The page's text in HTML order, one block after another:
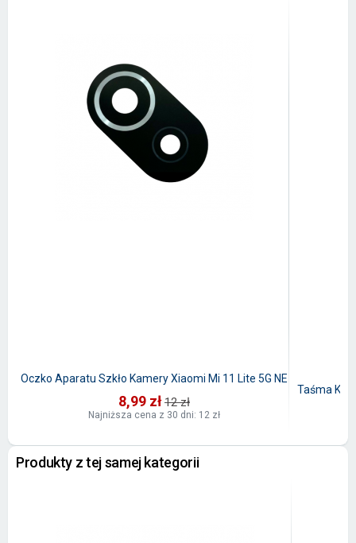
Oczko Aparatu Szkło Kamery Xiaomi Mi 11 Lite 5G NE
8,99 zł12 zł
Najniższa cena z 30 dni: 12 zł
Taśma
Produkty z tej samej kategorii